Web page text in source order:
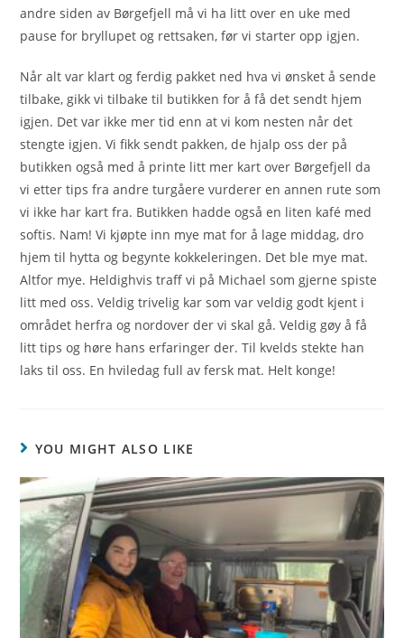
andre siden av Børgefjell må vi ha litt over en uke med
pause for bryllupet og rettsaken, før vi starter opp igjen.
Når alt var klart og ferdig pakket ned hva vi ønsket å sende
tilbake, gikk vi tilbake til butikken for å få det sendt hjem
igjen. Det var ikke mer tid enn at vi kom nesten når det
stengte igjen. Vi fikk sendt pakken, de hjalp oss der på
butikken også med å printe litt mer kart over Børgefjell da
vi etter tips fra andre turgåere vurderer en annen rute som
vi ikke har kart fra. Butikken hadde også en liten kafé med
softis. Nam! Vi kjøpte inn mye mat for å lage middag, dro
hjem til hytta og begynte kokkeleringen. Det ble mye mat.
Altfor mye. Heldighvis traff vi på Michael som gjerne spiste
litt med oss. Veldig trivelig kar som var veldig godt kjent i
området herfra og nordover der vi skal gå. Veldig gøy å få
litt tips og høre hans erfaringer der. Til kvelds stekte han
laks til oss. En hviledag full av fersk mat. Helt konge!
YOU MIGHT ALSO LIKE